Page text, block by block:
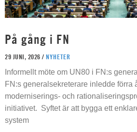
På gång i FN
29 JUNI, 2026 / NYHETER
Informellt möte om UN80 i FN:s
FN:s generalsekreterare inledde förra
moderniserings- och
initiativet. Syftet är att bygga ett
system